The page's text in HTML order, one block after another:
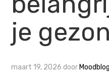
je
maart 19, 2026 door